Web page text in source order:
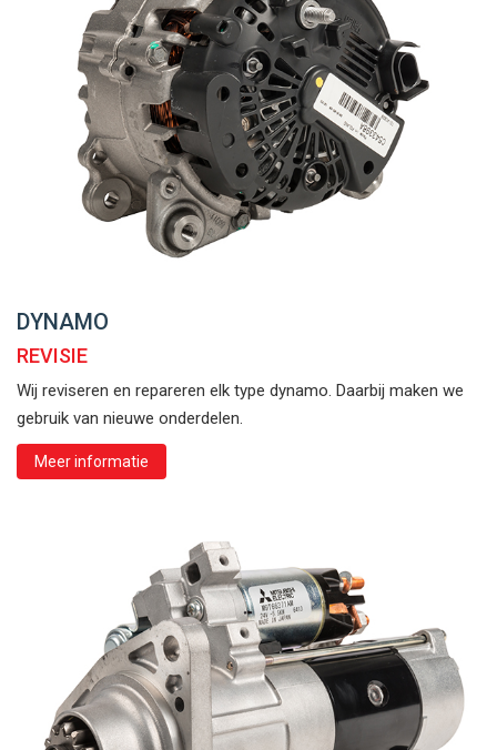
DYNAMO
REVISIE
Wij reviseren en repareren elk type dynamo. Daarbij maken we
gebruik van nieuwe onderdelen.
Meer informatie